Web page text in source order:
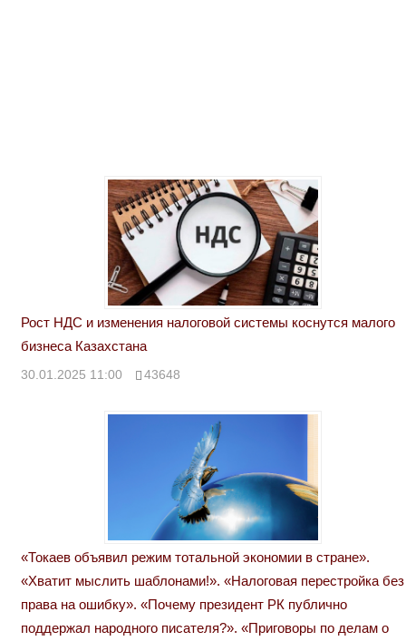
Рост НДС и изменения налоговой системы коснутся малого
бизнеса Казахстана
30.01.2025 11:00 43648
«Токаев объявил режим тотальной экономии в стране».
«Хватит мыслить шаблонами!». «Налоговая перестройка без
права на ошибку». «Почему президент РК публично
поддержал народного писателя?». «Приговоры по делам о